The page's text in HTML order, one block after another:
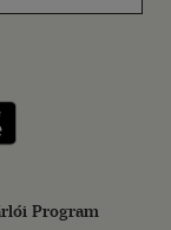
meg: Google
Program